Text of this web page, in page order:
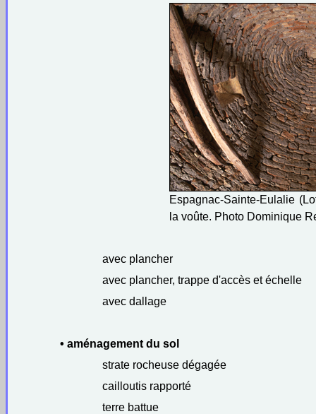
Espagnac-Sainte-Eulalie
la voûte. Photo Dominique
avec plancher
avec plancher, trappe d'accès et échelle
avec dallage
• aménagement du sol
strate rocheuse dégagée
cailloutis rapporté
terre battue